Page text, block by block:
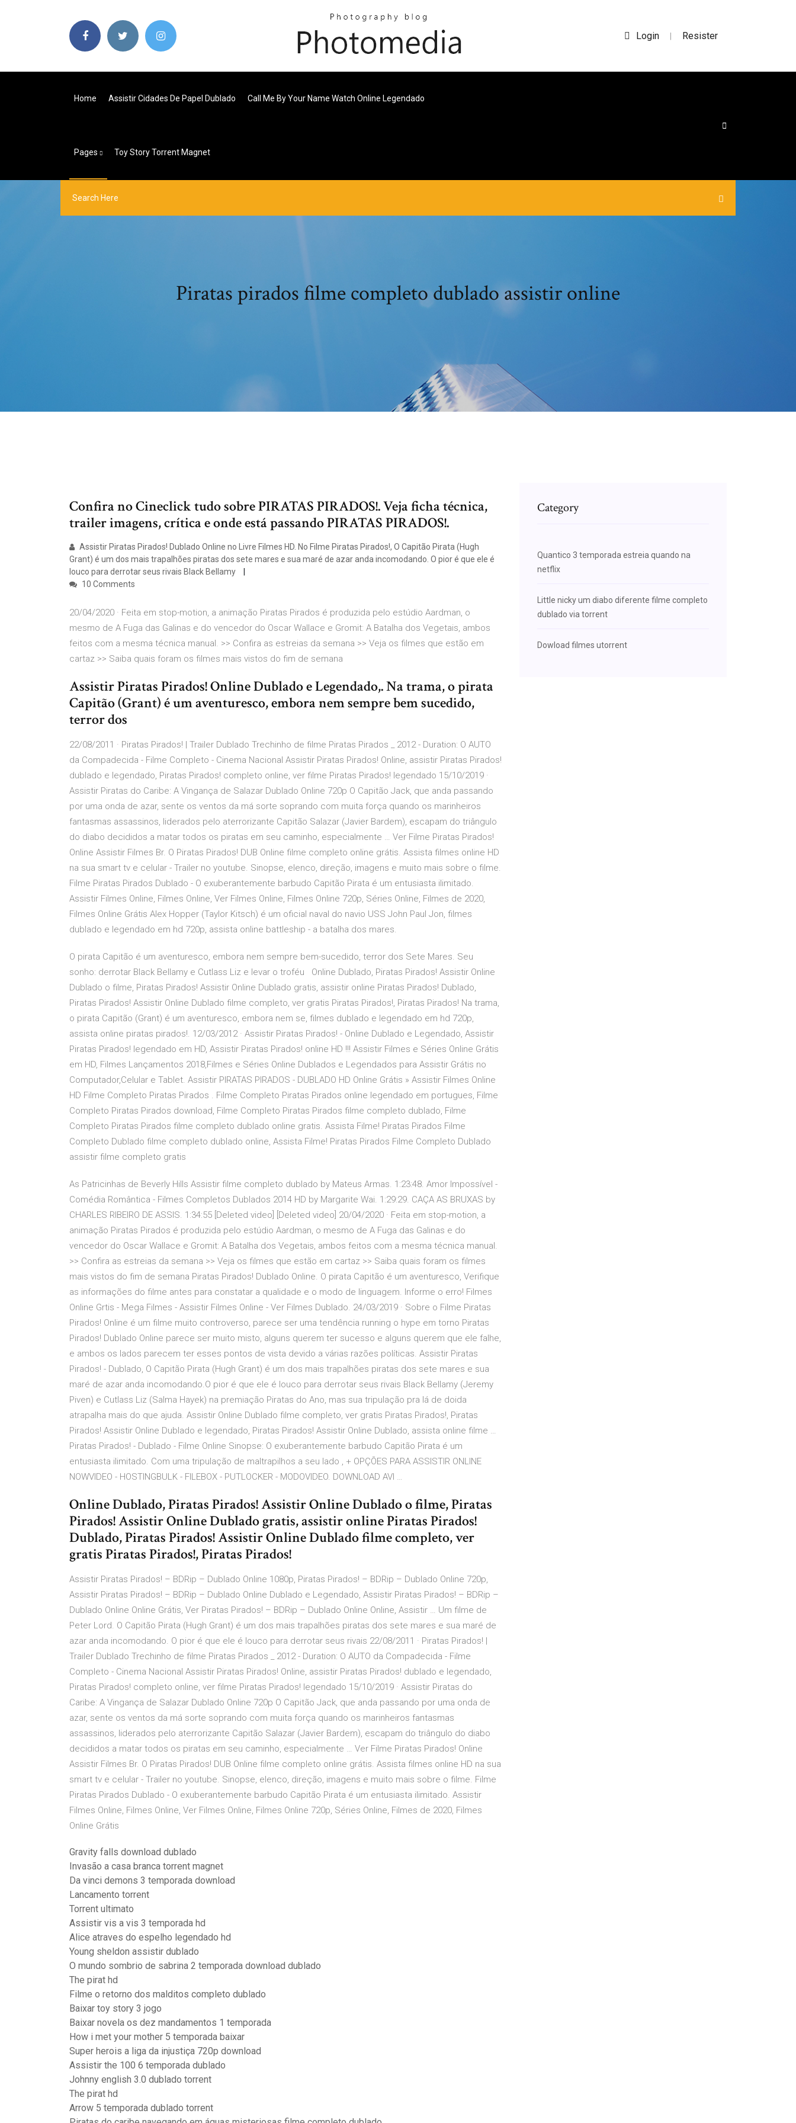
Login | Resister
Home Assistir Cidades De Papel Dublado Call Me By Your Name Watch Online Legendado
Pages Toy Story Torrent Magnet
Piratas pirados filme completo dublado assistir online
Confira no Cineclick tudo sobre PIRATAS PIRADOS!. Veja ficha técnica,
trailer imagens, crítica e onde está passando PIRATAS PIRADOS!.
Assistir Piratas Pirados! Dublado Online no Livre Filmes HD. No Filme Piratas Pirados!, O Capitão Pirata (Hugh
Grant) é um dos mais trapalhões piratas dos sete mares e sua maré de azar anda incomodando. O pior é que ele é
louco para derrotar seus rivais Black Bellamy
10 Comments
20/04/2020 · Feita em stop-motion, a animação Piratas Pirados é produzida pelo estúdio Aardman, o
mesmo de A Fuga das Galinas e do vencedor do Oscar Wallace e Gromit: A Batalha dos Vegetais, ambos
feitos com a mesma técnica manual. >> Confira as estreias da semana >> Veja os filmes que estão em
cartaz >> Saiba quais foram os filmes mais vistos do fim de semana
Assistir Piratas Pirados! Online Dublado e Legendado,. Na trama, o pirata
Capitão (Grant) é um aventuresco, embora nem sempre bem sucedido,
terror dos
22/08/2011 · Piratas Pirados! | Trailer Dublado Trechinho de filme Piratas Pirados _ 2012 - Duration: O AUTO
da Compadecida - Filme Completo - Cinema Nacional Assistir Piratas Pirados! Online, assistir Piratas Pirados!
dublado e legendado, Piratas Pirados! completo online, ver filme Piratas Pirados! legendado 15/10/2019 ·
Assistir Piratas do Caribe: A Vingança de Salazar Dublado Online 720p O Capitão Jack, que anda passando
por uma onda de azar, sente os ventos da má sorte soprando com muita força quando os marinheiros
fantasmas assassinos, liderados pelo aterrorizante Capitão Salazar (Javier Bardem), escapam do triângulo
do diabo decididos a matar todos os piratas em seu caminho, especialmente … Ver Filme Piratas Pirados!
Online Assistir Filmes Br. O Piratas Pirados! DUB Online filme completo online grátis. Assista filmes online HD
na sua smart tv e celular - Trailer no youtube. Sinopse, elenco, direção, imagens e muito mais sobre o filme.
Filme Piratas Pirados Dublado - O exuberantemente barbudo Capitão Pirata é um entusiasta ilimitado.
Assistir Filmes Online, Filmes Online, Ver Filmes Online, Filmes Online 720p, Séries Online, Filmes de 2020,
Filmes Online Grátis Alex Hopper (Taylor Kitsch) é um oficial naval do navio USS John Paul Jon, filmes
dublado e legendado em hd 720p, assista online battleship - a batalha dos mares.
O pirata Capitão é um aventuresco, embora nem sempre bem-sucedido, terror dos Sete Mares. Seu
sonho: derrotar Black Bellamy e Cutlass Liz e levar o troféu Online Dublado, Piratas Pirados! Assistir Online
Dublado o filme, Piratas Pirados! Assistir Online Dublado gratis, assistir online Piratas Pirados! Dublado,
Piratas Pirados! Assistir Online Dublado filme completo, ver gratis Piratas Pirados!, Piratas Pirados! Na trama,
o pirata Capitão (Grant) é um aventuresco, embora nem se, filmes dublado e legendado em hd 720p,
assista online piratas pirados!. 12/03/2012 · Assistir Piratas Pirados! - Online Dublado e Legendado, Assistir
Piratas Pirados! legendado em HD, Assistir Piratas Pirados! online HD !!! Assistir Filmes e Séries Online Grátis
em HD, Filmes Lançamentos 2018,Filmes e Séries Online Dublados e Legendados para Assistir Grátis no
Computador,Celular e Tablet. Assistir PIRATAS PIRADOS - DUBLADO HD Online Grátis » Assistir Filmes Online
HD Filme Completo Piratas Pirados . Filme Completo Piratas Pirados online legendado em portugues, Filme
Completo Piratas Pirados download, Filme Completo Piratas Pirados filme completo dublado, Filme
Completo Piratas Pirados filme completo dublado online gratis. Assista Filme! Piratas Pirados Filme
Completo Dublado filme completo dublado online, Assista Filme! Piratas Pirados Filme Completo Dublado
assistir filme completo gratis
As Patricinhas de Beverly Hills Assistir filme completo dublado by Mateus Armas. 1:23:48. Amor Impossível -
Comédia Romântica - Filmes Completos Dublados 2014 HD by Margarite Wai. 1:29:29. CAÇA AS BRUXAS by
CHARLES RIBEIRO DE ASSIS. 1:34:55 [Deleted video] [Deleted video] 20/04/2020 · Feita em stop-motion, a
animação Piratas Pirados é produzida pelo estúdio Aardman, o mesmo de A Fuga das Galinas e do
vencedor do Oscar Wallace e Gromit: A Batalha dos Vegetais, ambos feitos com a mesma técnica manual.
>> Confira as estreias da semana >> Veja os filmes que estão em cartaz >> Saiba quais foram os filmes
mais vistos do fim de semana Piratas Pirados! Dublado Online. O pirata Capitão é um aventuresco, Verifique
as informações do filme antes para constatar a qualidade e o modo de linguagem. Informe o erro! Filmes
Online Grtis - Mega Filmes - Assistir Filmes Online - Ver Filmes Dublado. 24/03/2019 · Sobre o Filme Piratas
Pirados! Online é um filme muito controverso, parece ser uma tendência running o hype em torno Piratas
Pirados! Dublado Online parece ser muito misto, alguns querem ter sucesso e alguns querem que ele falhe,
e ambos os lados parecem ter esses pontos de vista devido a várias razões políticas. Assistir Piratas
Pirados! - Dublado, O Capitão Pirata (Hugh Grant) é um dos mais trapalhões piratas dos sete mares e sua
maré de azar anda incomodando.O pior é que ele é louco para derrotar seus rivais Black Bellamy (Jeremy
Piven) e Cutlass Liz (Salma Hayek) na premiação Piratas do Ano, mas sua tripulação pra lá de doida
atrapalha mais do que ajuda. Assistir Online Dublado filme completo, ver gratis Piratas Pirados!, Piratas
Pirados! Assistir Online Dublado e legendado, Piratas Pirados! Assistir Online Dublado, assista online filme …
Piratas Pirados! - Dublado - Filme Online Sinopse: O exuberantemente barbudo Capitão Pirata é um
entusiasta ilimitado. Com uma tripulação de maltrapilhos a seu lado , + OPÇÕES PARA ASSISTIR ONLINE
NOWVIDEO - HOSTINGBULK - FILEBOX - PUTLOCKER - MODOVIDEO. DOWNLOAD AVI …
Online Dublado, Piratas Pirados! Assistir Online Dublado o filme, Piratas
Pirados! Assistir Online Dublado gratis, assistir online Piratas Pirados!
Dublado, Piratas Pirados! Assistir Online Dublado filme completo, ver
gratis Piratas Pirados!, Piratas Pirados!
Assistir Piratas Pirados! – BDRip – Dublado Online 1080p, Piratas Pirados! – BDRip – Dublado Online 720p,
Assistir Piratas Pirados! – BDRip – Dublado Online Dublado e Legendado, Assistir Piratas Pirados! – BDRip –
Dublado Online Online Grátis, Ver Piratas Pirados! – BDRip – Dublado Online Online, Assistir … Um filme de
Peter Lord. O Capitão Pirata (Hugh Grant) é um dos mais trapalhões piratas dos sete mares e sua maré de
azar anda incomodando. O pior é que ele é louco para derrotar seus rivais 22/08/2011 · Piratas Pirados! |
Trailer Dublado Trechinho de filme Piratas Pirados _ 2012 - Duration: O AUTO da Compadecida - Filme
Completo - Cinema Nacional Assistir Piratas Pirados! Online, assistir Piratas Pirados! dublado e legendado,
Piratas Pirados! completo online, ver filme Piratas Pirados! legendado 15/10/2019 · Assistir Piratas do
Caribe: A Vingança de Salazar Dublado Online 720p O Capitão Jack, que anda passando por uma onda de
azar, sente os ventos da má sorte soprando com muita força quando os marinheiros fantasmas
assassinos, liderados pelo aterrorizante Capitão Salazar (Javier Bardem), escapam do triângulo do diabo
decididos a matar todos os piratas em seu caminho, especialmente … Ver Filme Piratas Pirados! Online
Assistir Filmes Br. O Piratas Pirados! DUB Online filme completo online grátis. Assista filmes online HD na sua
smart tv e celular - Trailer no youtube. Sinopse, elenco, direção, imagens e muito mais sobre o filme. Filme
Piratas Pirados Dublado - O exuberantemente barbudo Capitão Pirata é um entusiasta ilimitado. Assistir
Filmes Online, Filmes Online, Ver Filmes Online, Filmes Online 720p, Séries Online, Filmes de 2020, Filmes
Online Grátis
Gravity falls download dublado
Invasão a casa branca torrent magnet
Da vinci demons 3 temporada download
Lancamento torrent
Torrent ultimato
Assistir vis a vis 3 temporada hd
Alice atraves do espelho legendado hd
Young sheldon assistir dublado
O mundo sombrio de sabrina 2 temporada download dublado
The pirat hd
Filme o retorno dos malditos completo dublado
Baixar toy story 3 jogo
Baixar novela os dez mandamentos 1 temporada
How i met your mother 5 temporada baixar
Super herois a liga da injustiça 720p download
Assistir the 100 6 temporada dublado
Johnny english 3.0 dublado torrent
The pirat hd
Arrow 5 temporada dublado torrent
Category
Quantico 3 temporada estreia quando na
netflix
Little nicky um diabo diferente filme completo
dublado via torrent
Dowload filmes utorrent